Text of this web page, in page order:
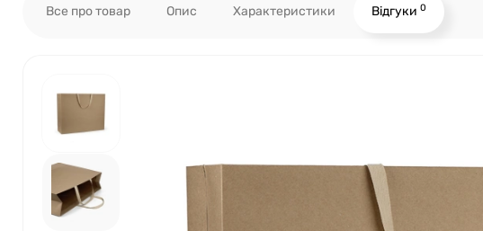
Все про товар Опис Характеристики Відгуки 0